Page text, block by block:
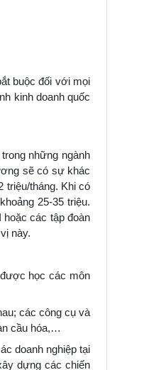
buộc đối với mọi
kinh doanh quốc
những ngành
sẽ có sự khác
triệu/tháng. Khi có
25-35 triệu.
các tập đoàn
này.
học các môn
các công cụ và
cầu hóa,…
doanh nghiệp tại
dựng các chiến